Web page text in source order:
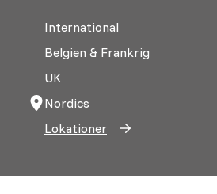
International
Belgien & Frankrig
UK
Nordics
Lokationer